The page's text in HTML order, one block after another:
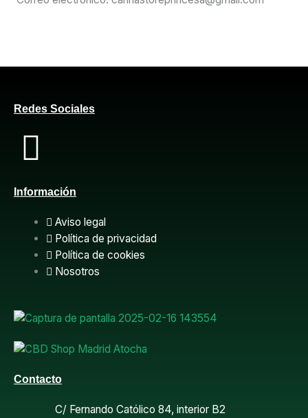
Redes Sociales
F
a
c
e
b
o
o
k
Información
Aviso legal
Política de privacidad
Política de cookies
Nosotros
Contacto
C/ Fernando Católico 84, interior B2